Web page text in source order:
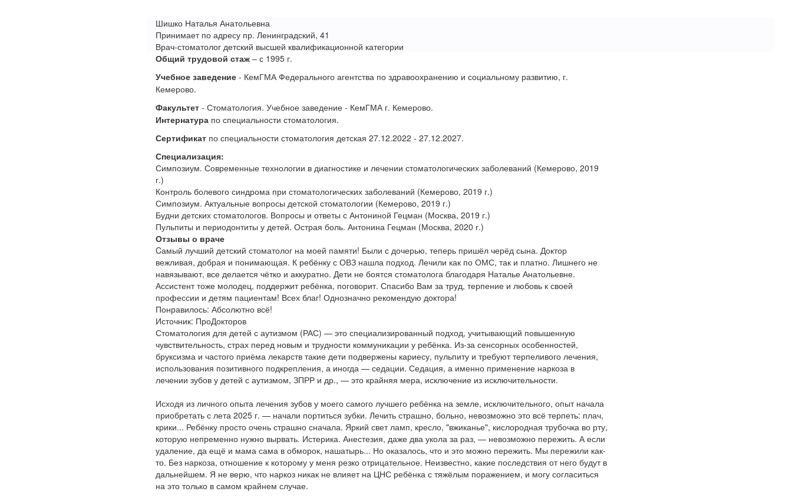
Шишко Наталья Анатольевна
Принимает по адресу пр. Ленинградский, 41
Врач-стоматолог детский высшей квалификационной категории
Общий трудовой стаж – с 1995 г.
Учебное заведение - КемГМА Федерального агентства по здравоохранению и социальному развитию, г.
Кемерово.
Факультет - Стоматология. Учебное заведение - КемГМА г. Кемерово.
Интернатура по специальности стоматология.
Сертификат по специальности стоматология детская 27.12.2022 - 27.12.2027.
Специализация:
Симпозиум. Современные технологии в диагностике и лечении стоматологических заболеваний (Кемерово, 2019
г.)
Контроль болевого синдрома при стоматологических заболеваний (Кемерово, 2019 г.)
Симпозиум. Актуальные вопросы детской стоматологии (Кемерово, 2019 г.)
Будни детских стоматологов. Вопросы и ответы с Антониной Гецман (Москва, 2019 г.)
Пульпиты и периодонтиты у детей. Острая боль. Антонина Гецман (Москва, 2020 г.)
Отзывы о враче
Cамый лучший детский стоматолог на моей памяти! Были с дочерью, теперь пришёл черёд сына. Доктор
вежливая, добрая и понимающая. К ребёнку с ОВЗ нашла подход. Лечили как по ОМС, так и платно. Лишнего не
навязывают, все делается чётко и аккуратно. Дети не боятся стоматолога благодаря Наталье Анатольевне.
Ассистент тоже молодец, поддержит ребёнка, поговорит. Спасибо Вам за труд, терпение и любовь к своей
профессии и детям пациентам! Всех благ! Однозначно рекомендую доктора!
Понравилось: Абсолютно всё!
Источник: ПроДокторов
Стоматология для детей с аутизмом (РАС) — это специализированный подход, учитывающий повышенную
чувствительность, страх перед новым и трудности коммуникации у ребёнка. Из-за сенсорных особенностей,
бруксизма и частого приёма лекарств такие дети подвержены кариесу, пульпиту и требуют терпеливого лечения,
использования позитивного подкрепления, а иногда — седации. Седация, а именно применение наркоза в
лечении зубов у детей с аутизмом, ЗПРР и др., — это крайняя мера, исключение из исключительности.
Исходя из личного опыта лечения зубов у моего самого лучшего ребёнка на земле, исключительного, опыт начала
приобретать с лета 2025 г. — начали портиться зубки. Лечить страшно, больно, невозможно это всё терпеть: плач,
крики... Ребёнку просто очень страшно сначала. Яркий свет ламп, кресло, "вжиканье", кислородная трубочка во рту,
которую непременно нужно вырвать. Истерика. Анестезия, даже два укола за раз, — невозможно пережить. А если
удаление, да ещё и мама сама в обморок, нашатырь... Но оказалось, что и это можно пережить. Мы пережили как-
то. Без наркоза, отношение к которому у меня резко отрицательное. Неизвестно, какие последствия от него будут в
дальнейшем. Я не верю, что наркоз никак не влияет на ЦНС ребёнка с тяжёлым поражением, и могу согласиться
на это только в самом крайнем случае.